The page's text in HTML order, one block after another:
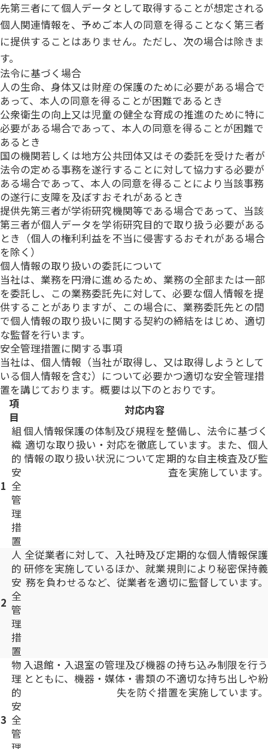
先第三者にて個人データとして取得することが想定される
個人関連情報を、予めご本人の同意を得ることなく第三者
に提供することはありません。ただし、次の場合は除きま
す。
法令に基づく場合
人の生命、身体又は財産の保護のために必要がある場合で
あって、本人の同意を得ることが困難であるとき
公衆衛生の向上又は児童の健全な育成の推進のために特に
必要がある場合であって、本人の同意を得ることが困難で
あるとき
国の機関若しくは地方公共団体又はその委託を受けた者が
法令の定める事務を遂行することに対して協力する必要が
ある場合であって、本人の同意を得ることにより当該事務
の遂行に支障を及ぼすおそれがあるとき
提供先第三者が学術研究機関等である場合であって、当該
第三者が個人データを学術研究目的で取り扱う必要がある
とき（個人の権利利益を不当に侵害するおそれがある場合
を除く）
個人情報の取り扱いの委託について
当社は、業務を円滑に進めるため、業務の全部または一部
を委託し、この業務委託先に対して、必要な個人情報を提
供することがありますが、この場合に、業務委託先との間
で個人情報の取り扱いに関する契約の締結をはじめ、適切
な監督を行います。
安全管理措置に関する事項
当社は、個人情報（当社が取得し、又は取得しようとして
いる個人情報を含む）について必要かつ適切な安全管理措
置を講じております。概要は以下のとおりです。
項
目
対応内容
1
組
織
的
安
全
管
理
措
置
個人情報保護の体制及び規程を整備し、法令に基づく
適切な取り扱い・対応を徹底しています。また、個人
情報の取り扱い状況について定期的な自主検査及び監
査を実施しています。
2
人
的
安
全
管
理
措
置
全従業者に対して、入社時及び定期的な個人情報保護
研修を実施しているほか、就業規則により秘密保持義
務を負わせるなど、従業者を適切に監督しています。
3
物
理
的
安
全
管
入退館・入退室の管理及び機器の持ち込み制限を行う
とともに、機器・媒体・書類の不適切な持ち出しや紛
失を防ぐ措置を実施しています。